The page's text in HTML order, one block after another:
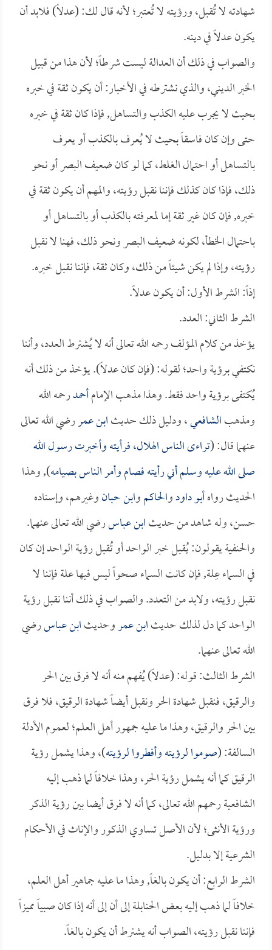
شهادته لا تُقبل، ورؤيته لا تُعتبر؛ لأنه قال لك: (عدلاً) فلابد أن
يكون عدلاً في دينه.
والصواب في ذلك أن العدالة ليست شرطاً؛ لأن هذا من قبيل
الخبر الديني، والذي نشترطه في الأخبار: أن يكون ثقة في خبره
بحيث لا يجرب عليه الكذب والتساهل, فإذا كان ثقة في خبره
حتى وإن كان فاسقاً بحيث لا يُعرف بالكذب أو يعرف
بالتساهل أو احتمال الغلط، كما لو كان ضعيف البصر أو نحو
ذلك، فإذا كان كذلك فإننا نقبل رؤيته، والمهم أن يكون ثقة في
خبره, فإن كان غير ثقة إما لمعرفته بالكذب أو بالتساهل أو
باحتمال الخطأ، لكونه ضعيف البصر ونحو ذلك، فهنا لا نقبل
رؤيته، وإذا لم يكن شيئاً من ذلك، وكان ثقة، فإننا نقبل خبره.
إذاً: الشرط الأول: أن يكون عدلاً.
الشرط الثاني: العدد.
يؤخذ من كلام المؤلف رحمه الله تعالى أنه لا يُشترط العدد، وأننا
نكتفي برؤية واحد؛ لقوله: (فإن كان عدلاً). يؤخذ من ذلك أنه
يُكتفى برؤية واحد فقط. وهذا مذهب الإمامأحمدرحمه الله
ومذهبالشافعي، ودليل ذلك حديثابن عمررضي الله تعالى
عنهما قال: (تراءى الناس الهلال، فرأيته وأخبرت رسول الله
صلى الله عليه وسلم أني رأيته فصام وأمر الناس بصيامه), وهذا
الحديث رواهأبو داودوالحاكموابن حبانوغيرهم، وإسناده
حسن، وله شاهد من حديثابن عباسرضي الله تعالى عنهما.
والحنفية يقولون: يُقبل خبر الواحد أو تُقبل رؤية الواحد إن كان
في السماء عِلة, فإن كانت السماء صحواً ليس فيها علة فإننا لا
نقبل رؤيته، ولابد من التعدد. والصواب في ذلك أننا نقبل رؤية
الواحد كما دل لذلك حديثابن عمروحديثابن عباسرضي
الله تعالى عنهما.
الشرط الثالث: قوله: (عدلاً) يُفهم منه أنه لا فرق بين الحر
والرقيق، فنقبل شهادة الحر ونقبل أيضاً شهادة الرقيق، فلا فرق
بين الحر والرقيق، وهذا ما عليه جمهور أهل العلم؛ لعموم الأدلة
السالفة: (صوموا لرؤيته وأفطروا لرؤيته)، وهذا يشمل رؤية
الرقيق كما أنه يشمل رؤية الحر، وهذا خلافاً لما ذهب إليه
الشافعية رحمهم الله تعالى، كما أنه لا فرق أيضا بين رؤية الذكر
ورؤية الأنثى؛ لأن الأصل تساوي الذكور والإناث في الأحكام
الشرعية إلا بدليل.
الشرط الرابع: أن يكون بالغاً, وهذا ما عليه جماهير أهل العلم،
خلافاً لما ذهب إليه بعض الحنابلة إلى أن إلى أنه إذا كان صبياً مميزاً
فإننا نقبل رؤيته، الصواب أنه يشترط أن يكون بالغاً.